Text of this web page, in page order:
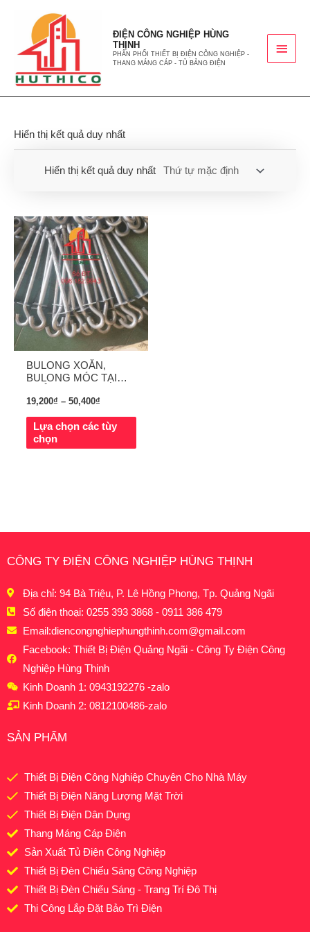
ĐIỆN CÔNG NGHIỆP HÙNG
THỊNH
PHÂN PHỐI THIẾT BỊ ĐIỆN CÔNG NGHIỆP -
THANG MÁNG CÁP - TỦ BẢNG ĐIỆN
Hiển thị kết quả duy nhất
Hiển thị kết quả duy nhất
BULONG XOẮN,
BULONG MÓC TẠI
19,200₫ – 50,400₫
Lựa chọn các tùy
chọn
CÔNG TY ĐIỆN CÔNG NGHIỆP HÙNG THỊNH
Địa chỉ: 94 Bà Triệu, P. Lê Hồng Phong, Tp. Quảng Ngãi
Số điện thoại: 0255 393 3868 - 0911 386 479
Email:diencongnghiephungthinh.com@gmail.com
Facebook: Thiết Bị Điện Quảng Ngãi - Công Ty Điện Công
Nghiệp Hùng Thịnh
Kinh Doanh 1: 0943192276 -zalo
Kinh Doanh 2: 0812100486-zalo
SẢN PHẨM
Thiết Bị Điện Công Nghiệp Chuyên Cho Nhà Máy
Thiết Bị Điện Năng Lượng Mặt Trời
Thiết Bị Điện Dân Dụng
Thang Máng Cáp Điện
Sản Xuất Tủ Điện Công Nghiệp
Thiết Bị Đèn Chiếu Sáng Công Nghiệp
Thiết Bị Đèn Chiếu Sáng - Trang Trí Đô Thị
Thi Công Lắp Đặt Bảo Trì Điện